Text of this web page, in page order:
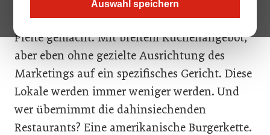
Auswahl speichern
mehreren Autobahnraststätten in Österreich
Pleite gemacht. Mit breitem Küchenangebot,
aber eben ohne gezielte Ausrichtung des
Marketings auf ein spezifisches Gericht. Diese
Lokale werden immer weniger werden. Und
wer übernimmt die dahinsiechenden
Restaurants? Eine amerikanische Burgerkette.